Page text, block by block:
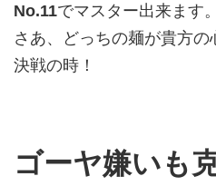
No.11でマスター出来ます。
さあ、どっちの麺が貴方の
決戦の時！
ゴーヤ嫌いも